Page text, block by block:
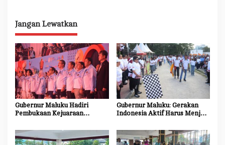
i
p
o
s
Jangan Lewatkan
Gubernur Maluku Hadiri
Pembukaan Kejuaraan
Tegaskan Dukungan
Pengembangan Atlet Daerah
Gubernur Maluku: Gerakan
Indonesia Aktif Harus Menjadi
Seremoni